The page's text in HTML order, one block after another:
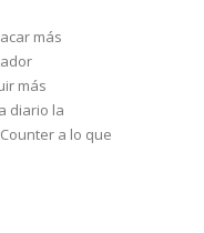
más
más
diario la
a lo que